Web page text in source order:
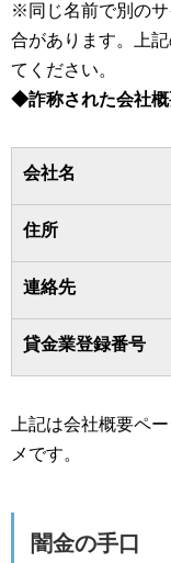
※同じ名前で別の
合があります。上
てください。
◆詐称された会社
会社名
住所
連絡先
貸金業登録番号
上記は会社概要ペ
メです。
闇金の手口